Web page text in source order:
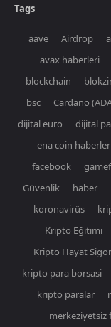
Tags
aave Airdrop
avax haberleri
blockchain
bsc
Cardano
dijital euro
dijital
ena coin
facebook
Güvenlik
haber
koronavirüs
Kripto Eğitimi
Kripto Hayat
kripto para borsasi
kripto paralar
merkeziyetsiz